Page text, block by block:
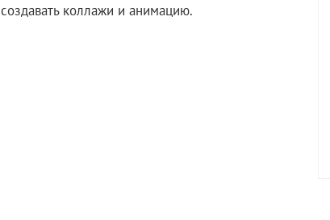
коллажи и анимацию.